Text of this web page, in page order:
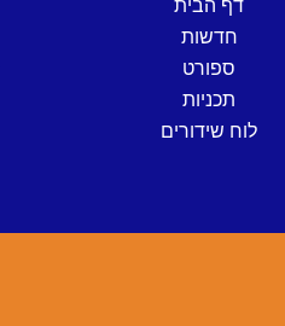
דף הבית
חדשות
ספורט
תכניות
לוח שידורים